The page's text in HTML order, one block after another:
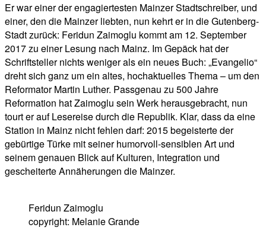
Er war einer der engagiertesten Mainzer Stadtschreiber, und
einer, den die Mainzer liebten, nun kehrt er in die Gutenberg-
Stadt zurück: Feridun Zaimoglu kommt am 12. September
2017 zu einer Lesung nach Mainz. Im Gepäck hat der
Schriftsteller nichts weniger als ein neues Buch: „Evangelio“
dreht sich ganz um ein altes, hochaktuelles Thema – um den
Reformator Martin Luther. Passgenau zu 500 Jahre
Reformation hat Zaimoglu sein Werk herausgebracht, nun
tourt er auf Lesereise durch die Republik. Klar, dass da eine
Station in Mainz nicht fehlen darf: 2015 begeisterte der
gebürtige Türke mit seiner humorvoll-sensiblen Art und
seinem genauen Blick auf Kulturen, Integration und
gescheiterte Annäherungen die Mainzer.
Feridun Zaimoglu
copyright: Melanie Grande